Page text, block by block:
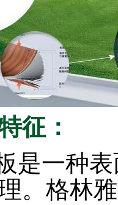
征：
是一种
。格林